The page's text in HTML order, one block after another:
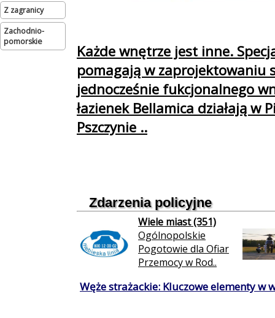
Z zagranicy
zachodnio-
pomorskie
Każde wnętrze jest inne.
pomagają w zaprojektowaniu
jednocześnie fukcjonalnego
łazienek Bellamica działają w
Pszczynie ..
Zdarzenia policyjne
Wiele miast (351)
Ogólnopolskie
Pogotowie dla Ofiar
Przemocy w Rod..
Węże strażackie: Kluczowe elementy w